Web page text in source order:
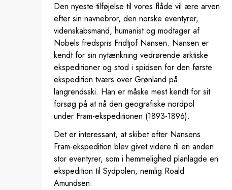
Den nyeste tilføjelse til vores flåde vil ære arven
efter sin navnebror, den norske eventyrer,
videnskabsmand, humanist og modtager af
Nobels fredspris Fridtjof Nansen. Nansen er
kendt for sin nytænkning vedrørende arktiske
ekspeditioner og stod i spidsen for den første
ekspedition tværs over Grønland på
langrendsski. Han er måske mest kendt for sit
forsøg på at nå den geografiske nordpol
under Fram-ekspeditionen (1893-1896).
Det er interessant, at skibet efter Nansens
Fram-ekspedition blev givet videre til en anden
stor eventyrer, som i hemmelighed planlagde en
ekspedition til Sydpolen, nemlig Roald
Amundsen.